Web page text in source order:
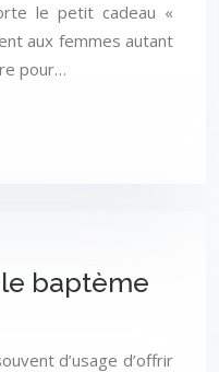
le petit cadeau «
aux femmes autant
pour…
baptème
d’usage d’offrir